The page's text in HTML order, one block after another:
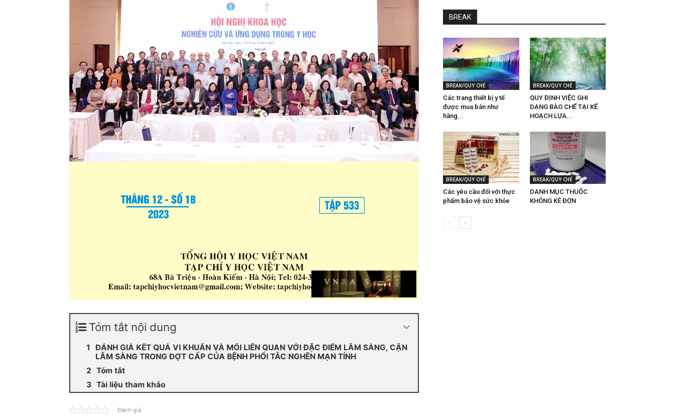
Tóm tắt nội dung
ĐÁNH GIÁ KẾT QUẢ VI KHUẨN VÀ MỐI LIÊN QUAN VỚI ĐẶC ĐIỂM LÂM SÀNG, CẬN
LÂM SÀNG TRONG ĐỢT CẤP CỦA BỆNH PHỔI TẮC NGHẼN MẠN TÍNH
Tóm tắt
Tài liệu tham khảo
Đánh giá
BREAK
BREAK/QUY CHẾ
Các trang thiết bị y tế
được mua bán như
hàng...
BREAK/QUY CHẾ
QUY ĐỊNH VIỆC GHI
DẠNG BÀO CHẾ TẠI KẾ
HOẠCH LỰA...
BREAK/QUY CHẾ
Các yêu cầu đối với thực
phẩm bảo vệ sức khỏe
BREAK/QUY CHẾ
DANH MỤC THUỐC
KHÔNG KÊ ĐƠN